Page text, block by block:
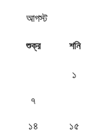
শুক্র শনি
১
৭
১৪ ১৫